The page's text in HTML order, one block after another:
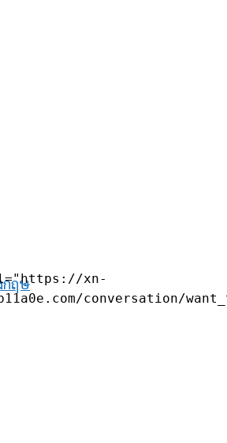
ฤษ
xn-
conversation/